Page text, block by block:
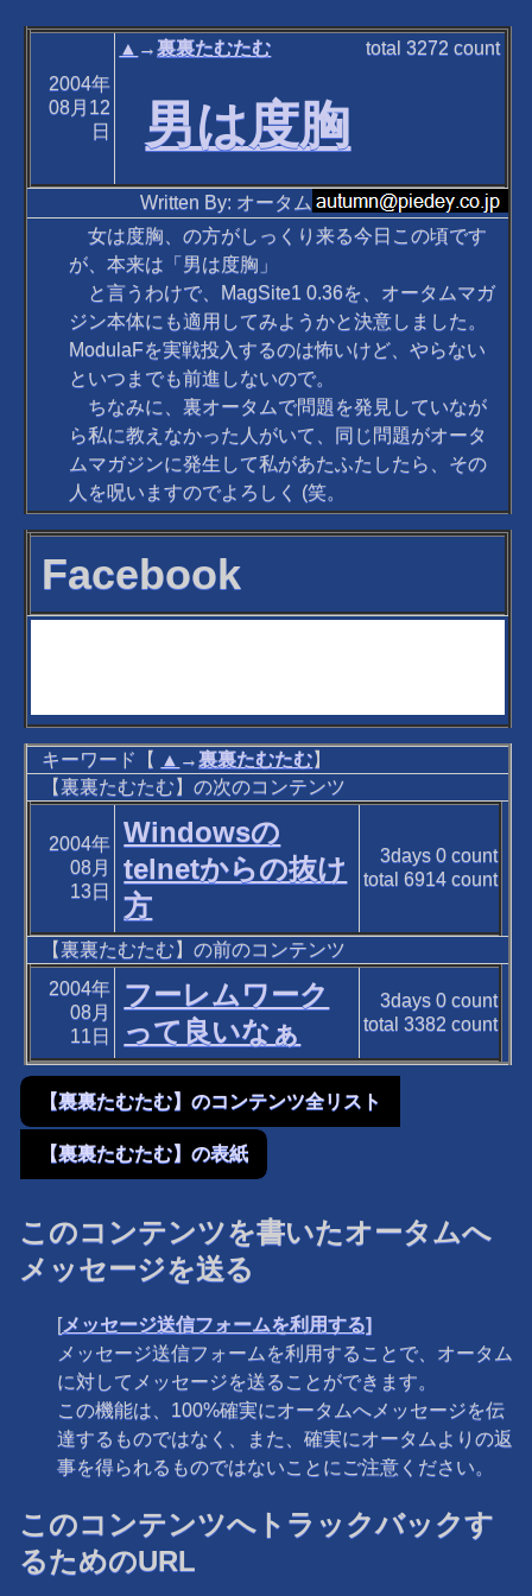
2004年
08月12
日
▲ →裏裏たむたむ total3272 count
男は度胸
Written By: オータム
女は度胸、の方がしっくり来る今日この頃です
が、本来は「男は度胸」
と言うわけで、MagSite1 0.36を、オータムマガ
ジン本体にも適用してみようかと決意しました。
ModulaFを実戦投入するのは怖いけど、やらない
といつまでも前進しないので。
ちなみに、裏オータムで問題を発見していなが
ら私に教えなかった人がいて、同じ問題がオータ
ムマガジンに発生して私があたふたしたら、その
人を呪いますのでよろしく (笑。
Facebook
キーワード【 ▲ →裏裏たむたむ】
【裏裏たむたむ】の次のコンテンツ
2004年
08月
13日
Windowsの
telnetからの抜け
方
3days 0count
total 6914count
【裏裏たむたむ】の前のコンテンツ
2004年
08月
11日
フーレムワーク
って良いなぁ
3days 0count
total 3382 count
【裏裏たむたむ】のコンテンツ全リスト
【裏裏たむたむ】の表紙
このコンテンツを書いたオータムへ
メッセージを送る
[メッセージ送信フォームを利用する]
メッセージ送信フォームを利用することで、オータム
に対してメッセージを送ることができます。
この機能は、100%確実にオータムへメッセージを伝
達するものではなく、また、確実にオータムよりの返
事を得られるものではないことにご注意ください。
このコンテンツへトラックバックす
るためのURL